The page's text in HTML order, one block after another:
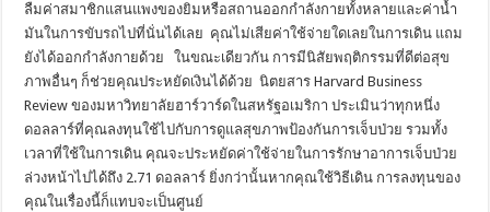
ลืมค่าสมาชิกแสนแพงของยิมหรือสถานออกกำลังกายทั้งหลายและค่าน้ำ
มันในการขับรถไปที่นั่นได้เลย คุณไม่เสียค่าใช้จ่ายใดเลยในการเดิน แถม
ยังได้ออกกำลังกายด้วย ในขณะเดียวกัน การมีนิสัยพฤติกรรมที่ดีต่อสุข
ภาพอื่นๆ ก็ช่วยคุณประหยัดเงินได้ด้วย นิตยสาร Harvard Business
Review ของมหาวิทยาลัยฮาร์วาร์ดในสหรัฐอเมริกา ประเมินว่าทุกหนึ่ง
ดอลลาร์ที่คุณลงทุนใช้ไปกับการดูแลสุขภาพป้องกันการเจ็บป่วย รวมทั้ง
เวลาที่ใช้ในการเดิน คุณจะประหยัดค่าใช้จ่ายในการรักษาอาการเจ็บป่วย
ล่วงหน้าไปได้ถึง 2.71 ดอลลาร์ ยิ่งกว่านั้นหากคุณใช้วิธีเดิน การลงทุนของ
คุณในเรื่องนี้ก็แทบจะเป็นศูนย์